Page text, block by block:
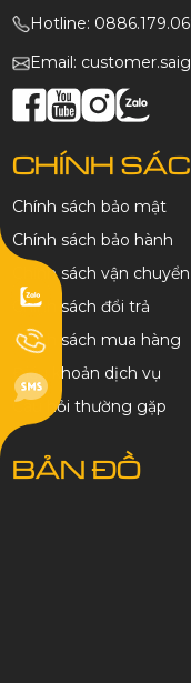
Hotline:
Email:
CHÍNH
Chính sách bảo mật
Chính sách bảo hành
Chính sách vận chuyển
Chính sách đổi trả
Chính sách mua hàng
Điều khoản dịch vụ
Câu hỏi thường gặp
BẢN ĐỒ